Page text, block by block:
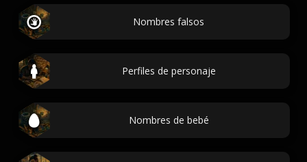
Nombres falsos
Perfiles de personaje
Nombres de bebé